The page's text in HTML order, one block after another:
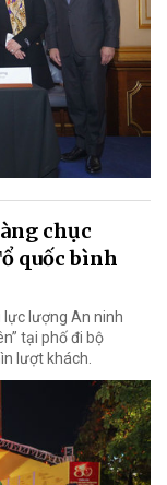
chục
quốc bình
lực lượng An ninh
tại phố đi bộ
lượt khách.